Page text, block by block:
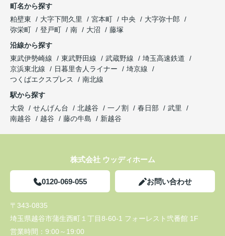
町名から探す
粕壁東
大字下間久里 宮本町 中央
大字弥十郎
弥栄町
登戸町 南 大沼
藤塚
沿線から探す
東武伊勢崎線
東武野田線 武蔵野線
埼玉高速鉄道
京浜東北線
日暮里舎人ライナー
埼京線
つくばエクスプレス
南北線
駅から探す
大袋
せんげん台 北越谷 一ノ割 春日部
武里
南越谷
越谷 藤の牛島 新越谷
株式会社 ウッディホーム
0120-069-055 お問い合わせ
〒343-0835
埼玉県越谷市蒲生西町１丁目8-60-1 フォーレスト弐番館 1F
営業時間： 9:00～19:00